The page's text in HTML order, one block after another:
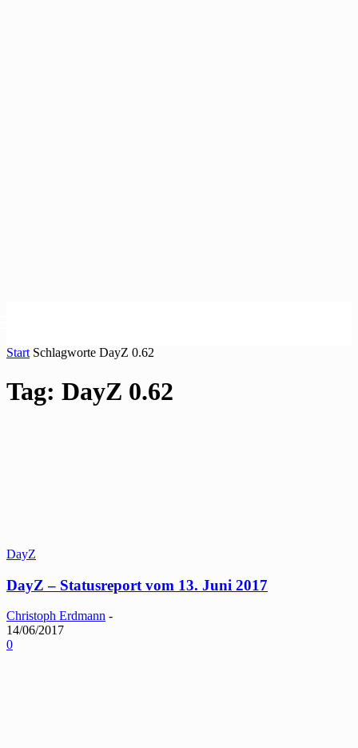
Start Schlagworte DayZ 0.62
Tag: DayZ 0.62
DayZ
DayZ – Statusreport vom 13. Juni 2017
Christoph Erdmann -
14/06/2017
0